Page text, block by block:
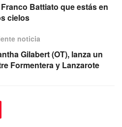
Battiato que estás en
cielos
noticia
Gilabert (OT), lanza un
Formentera y Lanzarote